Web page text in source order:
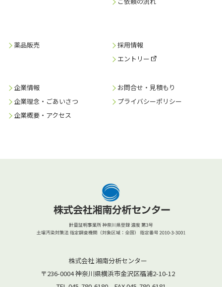
薬品販売
採用情報
エントリー
企業情報
企業理念・ごあいさつ
企業概要・アクセス
お問合せ・見積もり
プライバシーポリシー
株式会社 湘南分析センター
〒236-0004 神奈川県横浜市金沢区福浦2-10-12